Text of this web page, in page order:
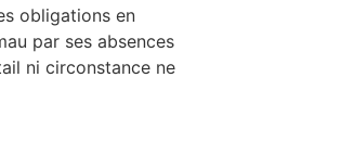
obligations en
par ses absences
ni circonstance ne